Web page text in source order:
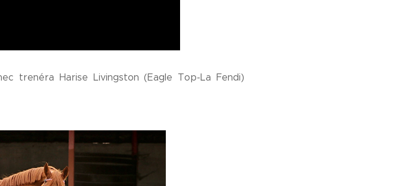
trenéra Harise Livingston (Eagle Top-La Fendi)